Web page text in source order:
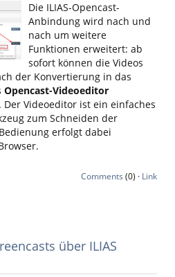
Die ILIAS-Opencast-
Anbindung wird nach und
nach um weitere
Funktionen erweitert: ab
sofort können die Videos
der Konvertierung in das
Opencast-Videoeditor
Videoeditor ist ein einfaches
zum Schneiden der
erfolgt dabei
Comments (0) · Link
über ILIAS